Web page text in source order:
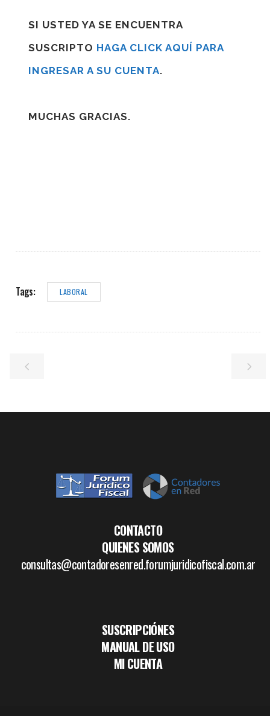
SI USTED YA SE ENCUENTRA
SUSCRIPTO HAGA CLICK AQUÍ PARA
INGRESAR A SU CUENTA.
MUCHAS GRACIAS.
Tags: LABORAL
CONTACTO
QUIENES SOMOS
consultas@contadoresenred.forumjuridicofiscal.com.ar
SUSCRIPCIÓNES
MANUAL DE USO
MI CUENTA